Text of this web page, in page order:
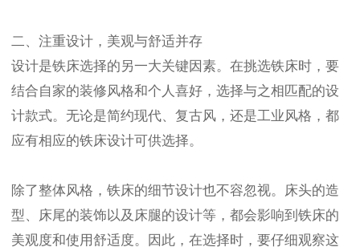
二、注重设计，美观与舒适并存
设计是铁床选择的另一大关键因素。在挑选铁床时，要
结合自家的装修风格和个人喜好，选择与之相匹配的设
计款式。无论是简约现代、复古风，还是工业风格，都
应有相应的铁床设计可供选择。
除了整体风格，铁床的细节设计也不容忽视。床头的造
型、床尾的装饰以及床腿的设计等，都会影响到铁床的
美观度和使用舒适度。因此，在选择时，要仔细观察这